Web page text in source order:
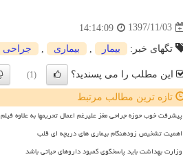
1397/11/03
14:14:09
تگهای خبر: بیمار بیماری جراحی
این مطلب را می پسندید؟ (1)
تازه ترین مطالب مرتبط
پیشرفت خوب حوزه جراحی مغز علیرغم اعمال تحریمها به علاوه فیلم
اهمیت تشخیص زودهنگام بیماری های دریچه ای قلب
وزارت بهداشت باید پاسخگوی کمبود داروهای حیاتی باشد